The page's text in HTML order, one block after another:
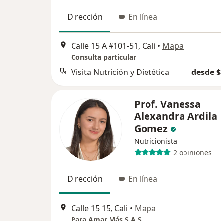
Dirección En línea
Calle 15 A #101-51, Cali • Mapa
Consulta particular
Visita Nutrición y Dietética desde
Prof. Vanessa
Alexandra Ardila
Gomez
Nutricionista
2 opiniones
Dirección En línea
Calle 15 15, Cali • Mapa
Para Amar Más S.A.S